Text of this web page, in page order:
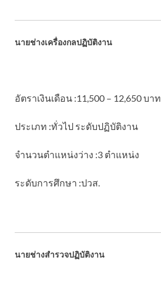
นายช่างเครื่องกลปฏิบัติงาน
อัตราเงินเดือน :11,500 – 12,650 บาท
ประเภท :ทั่วไป ระดับปฏิบัติงาน
จำนวนตำแหน่งว่าง :3 ตำแหน่ง
ระดับการศึกษา :ปวส.
นายช่างสำรวจปฏิบัติงาน